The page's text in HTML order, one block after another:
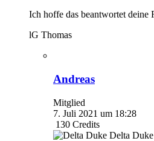
Ich hoffe das beantwortet deine
lG Thomas
Andreas
Mitglied
7. Juli 2021 um 18:28
130 Credits
Delta Duke